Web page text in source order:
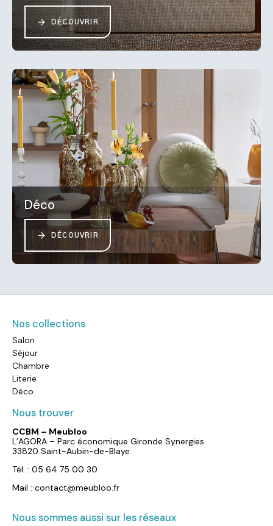
DÉCOUVRIR
Déco
DÉCOUVRIR
Nos collections
Salon
Séjour
Chambre
Literie
Déco
Nous trouver
CCBM – Meubloo
L’AGORA – Parc économique Gironde Synergies
33820 Saint-Aubin-de-Blaye
Tél. : 05 64 75 00 30
Mail : contact@meubloo.fr
Nous sommes aussi sur les réseaux